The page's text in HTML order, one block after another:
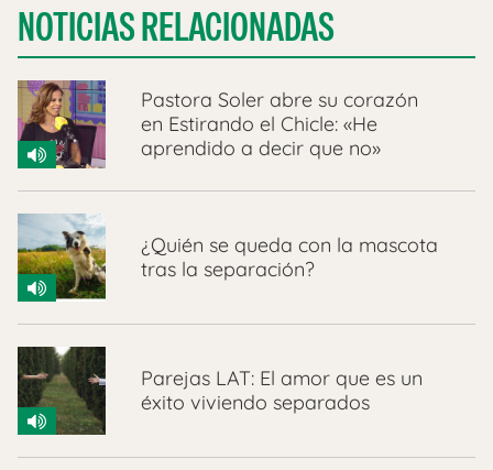
NOTICIAS RELACIONADAS
Pastora Soler abre su corazón
en Estirando el Chicle: «He
aprendido a decir que no»
¿Quién se queda con la mascota
tras la separación?
Parejas LAT: El amor que es un
éxito viviendo separados